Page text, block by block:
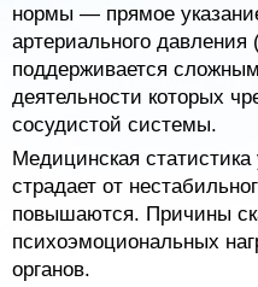
нормы — прямое
артериального
поддерживается
деятельности которых
сосудистой системы.
Медицинская
страдает от
повышаются. Причины
психоэмоциональных
органов.